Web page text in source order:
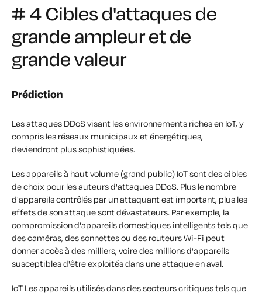
# 4 Cibles d'attaques de
grande ampleur et de
grande valeur
Prédiction
Les attaques DDoS visant les environnements riches en IoT, y
compris les réseaux municipaux et énergétiques,
deviendront plus sophistiquées.
Les appareils à haut volume (grand public) IoT sont des cibles
de choix pour les auteurs d'attaques DDoS. Plus le nombre
d'appareils contrôlés par un attaquant est important, plus les
effets de son attaque sont dévastateurs. Par exemple, la
compromission d'appareils domestiques intelligents tels que
des caméras, des sonnettes ou des routeurs Wi-Fi peut
donner accès à des milliers, voire des millions d'appareils
susceptibles d'être exploités dans une attaque en aval.
IoT Les appareils utilisés dans des secteurs critiques tels que